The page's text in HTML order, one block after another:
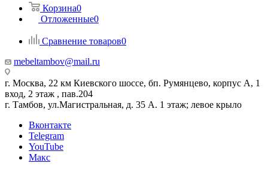
Корзина0
Отложенные0
Сравнение товаров0
mebeltambov@mail.ru
г. Москва, 22 км Киевского шоссе, бп. Румянцево, корпус А, 1
вход, 2 этаж , пав.204
г. Тамбов, ул.Магистральная, д. 35 А. 1 этаж; левое крыло
Вконтакте
Telegram
YouTube
Макс